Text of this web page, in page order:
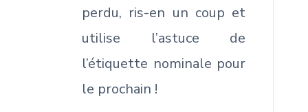
perdu, ris-en un coup et
utilise l’astuce de
l’étiquette nominale pour
le prochain !